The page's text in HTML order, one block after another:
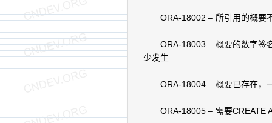
ORA-18002 – 所引用的概要
ORA-18003 – 概要的数字签名
少发生
ORA-18004 – 概要已存在，
ORA-18005 – 需要CREATE